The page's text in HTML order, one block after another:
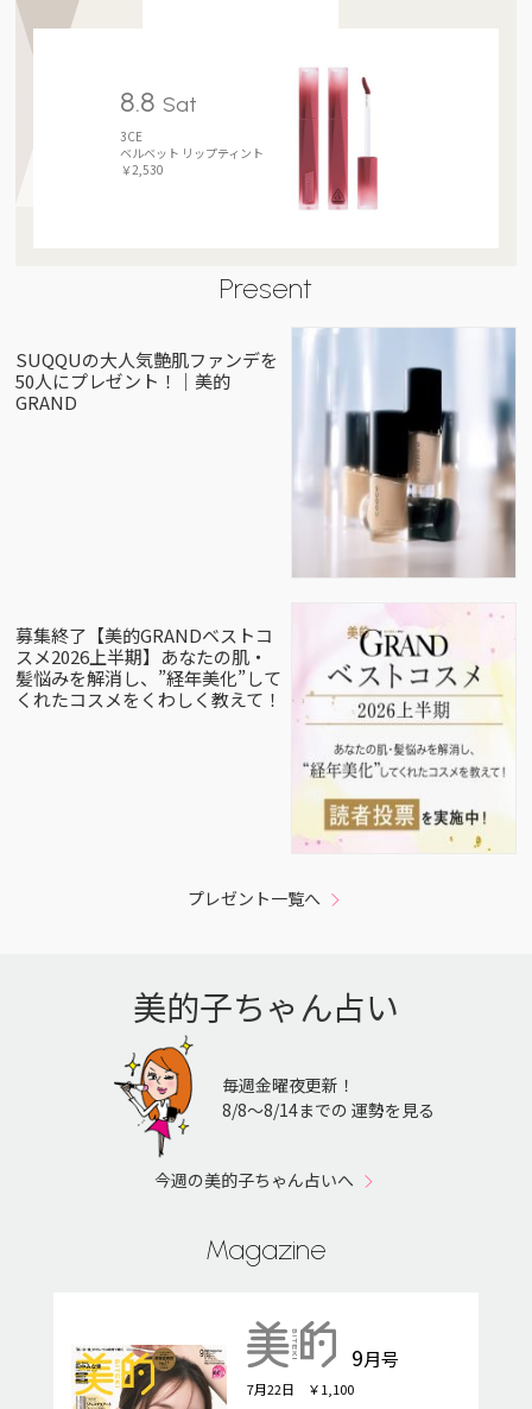
8.8 Sat
3CE
ベルベット リップティント
￥2,530
Present
SUQQUの大人気艶肌ファンデを
50人にプレゼント！｜美的
GRAND
募集終了【美的GRANDベストコ
スメ2026上半期】あなたの肌・
髪悩みを解消し、”経年美化”して
くれたコスメをくわしく教えて！
プレゼント一覧へ
美的子ちゃん占い
毎週金曜夜更新！
8/8〜8/14までの 運勢を見る
今週の美的子ちゃん占いへ
Magazine
9月号
7月22日 ￥1,100